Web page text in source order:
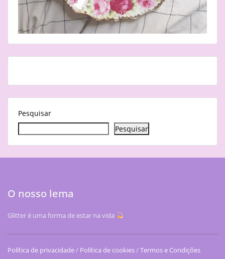
Pesquisar
Pesquisar
O nosso lema
Glitter é uma forma de estar na vida
Política de privacidade/ Política de cookies/Termos e Condições